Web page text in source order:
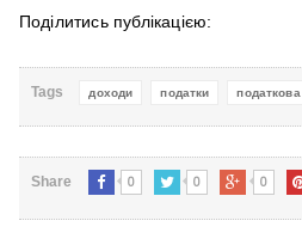
Поділитись публікацією:
Tags доходи податки податкова
Share 0 0 0